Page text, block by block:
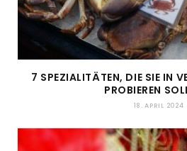
7 SPEZIALITÄTEN, DIE SIE IN
PROBIEREN
18. APRIL 2024